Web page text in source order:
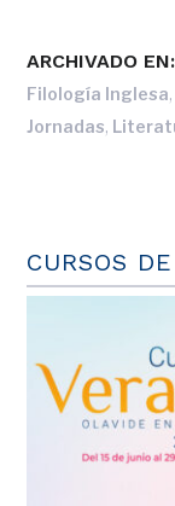
ARCHIVADO EN:
Filología Inglesa,
Jornadas,
CURSOS